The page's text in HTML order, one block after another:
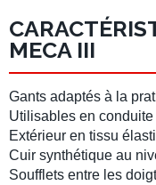
MECA III
Gants adaptés à la
Utilisables en conduite
Extérieur en tissu
Cuir synthétique au
Soufflets entre les